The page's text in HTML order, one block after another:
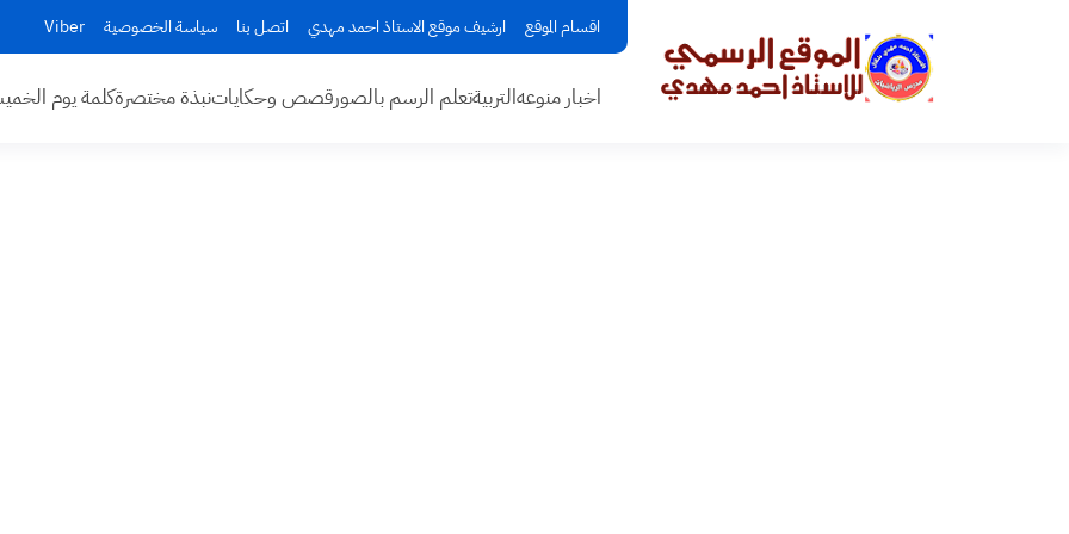
اقسام الموقع ارشيف موقع الاستاذ احمد مهدي اتصل بنا سياسة الخصوصية Viber
اخبار منوعهالتربيةتعلم الرسم بالصورقصص وحكاياتنبذة مختصرةكلمة يوم